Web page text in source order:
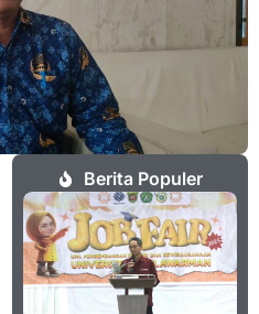
Berita Populer